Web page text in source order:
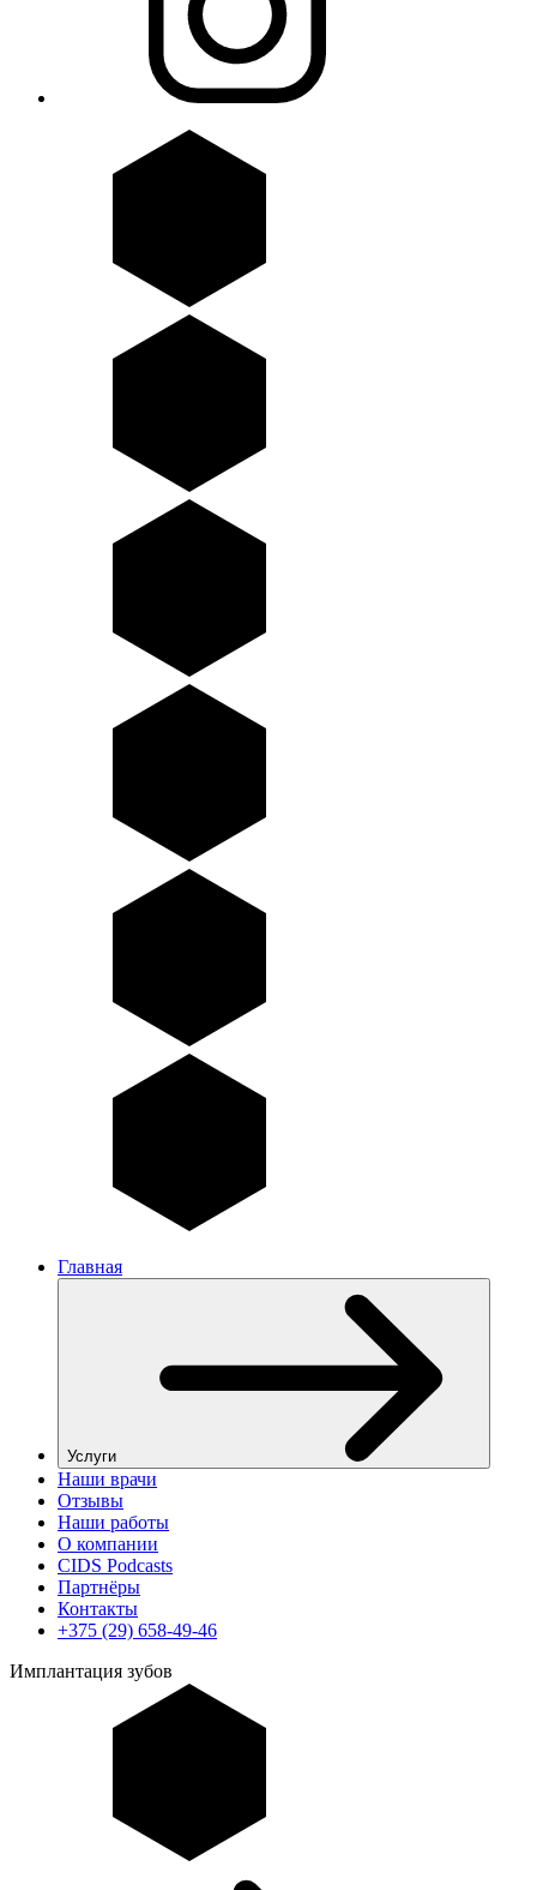
Главная
Услуги
Наши врачи
Отзывы
Наши работы
О компании
CIDS Podcasts
Партнёры
Контакты
+375 (29) 658-49-46
Имплантация зубов